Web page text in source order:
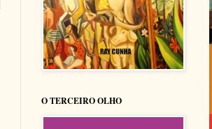
O TERCEIRO OLHO